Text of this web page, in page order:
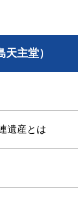
主堂）
遺産とは